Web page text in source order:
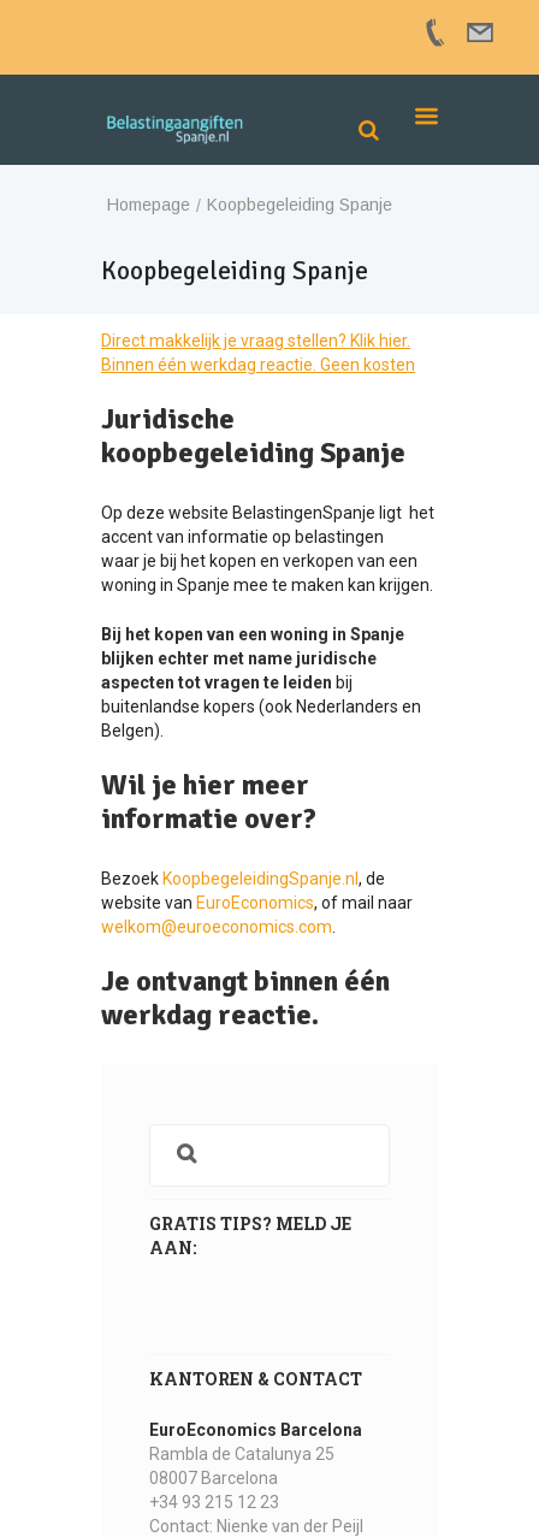
Homepage Koopbegeleiding Spanje
Koopbegeleiding Spanje
Direct makkelijk je vraag stellen? Klik hier.
Binnen één werkdag reactie. Geen kosten
Juridische
koopbegeleiding Spanje
Op deze website BelastingenSpanje ligt het
accent van informatie op belastingen
waar je bij het kopen en verkopen van een
woning in Spanje mee te maken kan krijgen.
Bij het kopen van een woning in Spanje
blijken echter met name juridische
aspecten tot vragen te leiden bij
buitenlandse kopers (ook Nederlanders en
Belgen).
Wil je hier meer
informatie over?
Bezoek KoopbegeleidingSpanje.nl , de
website van EuroEconomics, of mail naar
welkom@euroeconomics.com.
Je ontvangt binnen één
werkdag reactie.
GRATIS TIPS? MELD JE
AAN:
KANTOREN & CONTACT
EuroEconomics Barcelona
Rambla de Catalunya 25
08007 Barcelona
+34 93 215 12 23
Contact: Nienke van der Peijl